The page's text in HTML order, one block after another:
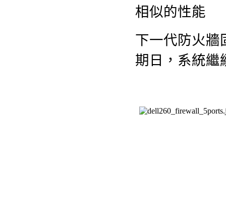
相似的性能
下一代防火牆
期日，系統繼